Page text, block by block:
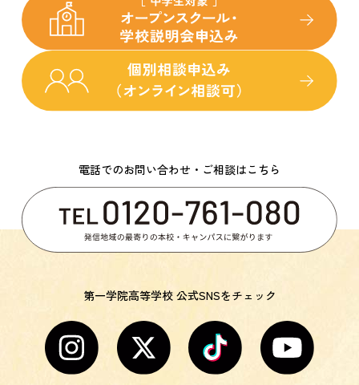
電話でのお問い合わせ・ご相談はこちら
第一学院高等学校 公式SNSをチェック